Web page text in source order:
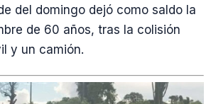
del domingo dejó como saldo la
de 60 años, tras la colisión
y un camión.